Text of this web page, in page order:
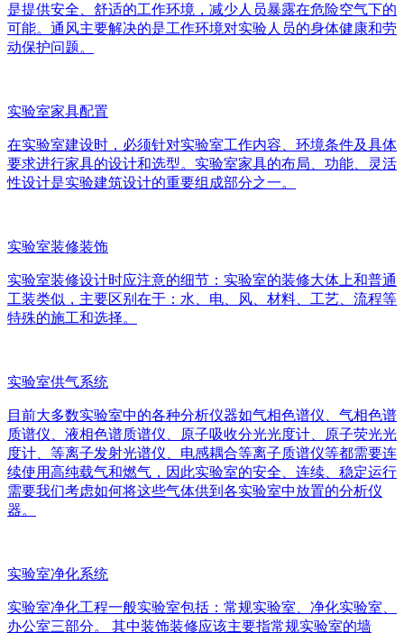
是提供安全、舒适的工作环境，减少人员暴露在危险空气下的
可能。通风主要解决的是工作环境对实验人员的身体健康和劳
动保护问题。
实验室家具配置
在实验室建设时，必须针对实验室工作内容、环境条件及具体
要求进行家具的设计和选型。实验室家具的布局、功能、灵活
性设计是实验建筑设计的重要组成部分之一。
实验室装修装饰
实验室装修设计时应注意的细节：实验室的装修大体上和普通
工装类似，主要区别在于：水、电、风、材料、工艺、流程等
特殊的施工和选择。
实验室供气系统
目前大多数实验室中的各种分析仪器如气相色谱仪、气相色谱
质谱仪、液相色谱质谱仪、原子吸收分光光度计、原子荧光光
度计、等离子发射光谱仪、电感耦合等离子质谱仪等都需要连
续使用高纯载气和燃气，因此实验室的安全、连续、稳定运行
需要我们考虑如何将这些气体供到各实验室中放置的分析仪
器。
实验室净化系统
实验室净化工程一般实验室包括：常规实验室、净化实验室、
办公室三部分。 其中装饰装修应该主要指常规实验室的墙